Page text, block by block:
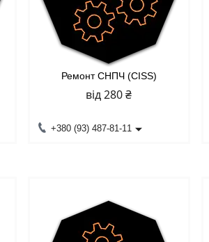
Ремонт СНПЧ (CISS)
від 280 ₴
+380 (93) 487-81-11